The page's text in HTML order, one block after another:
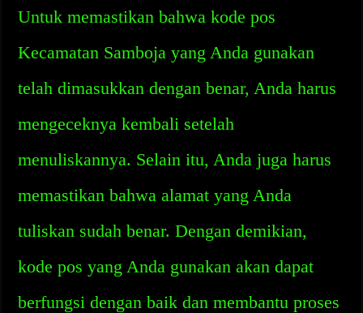
Untuk memastikan bahwa kode pos
Kecamatan Samboja yang Anda gunakan
telah dimasukkan dengan benar, Anda harus
mengeceknya kembali setelah
menuliskannya. Selain itu, Anda juga harus
memastikan bahwa alamat yang Anda
tuliskan sudah benar. Dengan demikian,
kode pos yang Anda gunakan akan dapat
berfungsi dengan baik dan membantu proses